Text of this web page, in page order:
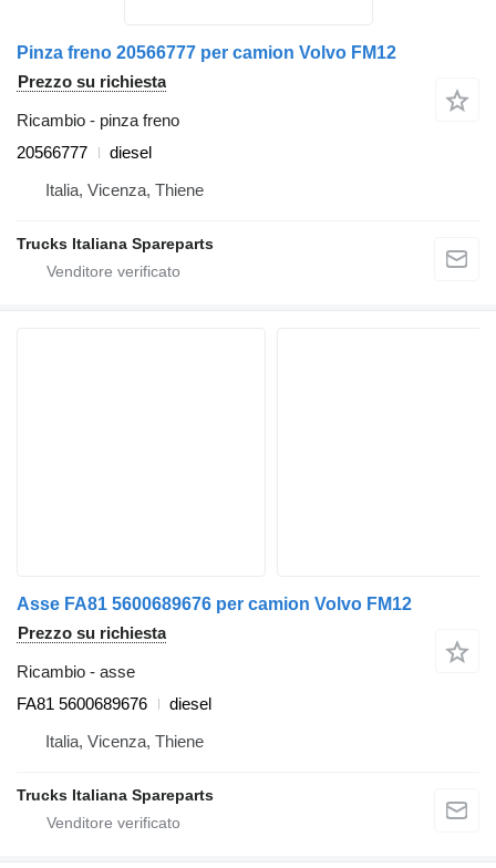
Pinza freno 20566777 per camion Volvo FM12
Prezzo su richiesta
Ricambio - pinza freno
20566777
diesel
Italia, Vicenza, Thiene
Trucks Italiana Spareparts
Asse FA81 5600689676 per camion Volvo FM12
Prezzo su richiesta
Ricambio - asse
FA81 5600689676
diesel
Italia, Vicenza, Thiene
Trucks Italiana Spareparts